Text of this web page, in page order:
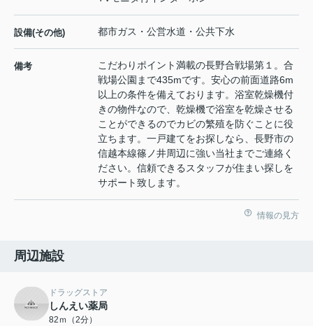
設備(その他) 都市ガス・公営水道・公共下水
備考
こだわりポイント満載の長野合戦場第１。合
戦場公園まで435mです。安心の前面道路6m
以上の条件を備えております。浴室乾燥機付
きの物件なので、乾燥機で浴室を乾燥させる
ことができるのでカビの繁殖を防ぐことに役
立ちます。一戸建てをお探しなら、長野市の
信越本線篠ノ井周辺に強い当社までご連絡く
ださい。信頼できるスタッフが住まい探しを
サポート致します。
情報の見方
周辺施設
ドラッグストア
しんえい薬局
82ｍ（2分）